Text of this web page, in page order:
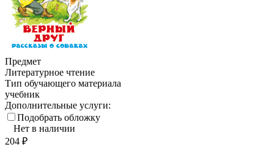
Предмет
Литературное чтение
Тип обучающего материала
учебник
Дополнительные услуги:
Подобрать обложку
Нет в наличии
204 ₽